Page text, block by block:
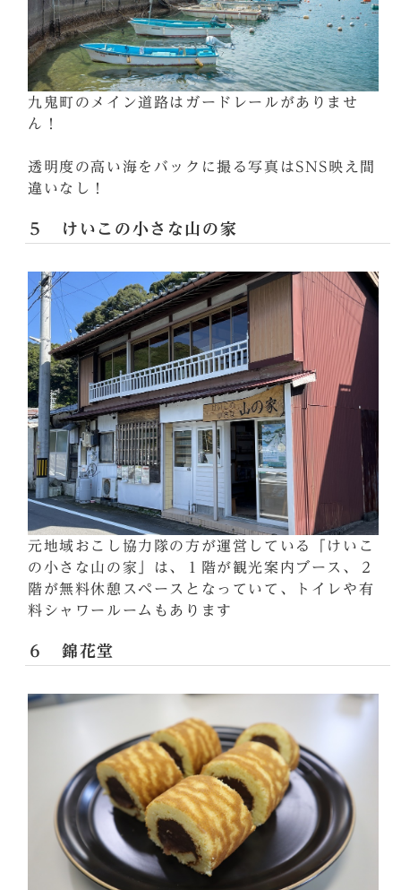
九鬼町のメイン道路はガードレールがありませ
ん！
透明度の高い海をバックに撮る写真はSNS映え間
違いなし！
５ けいこの小さな山の家
元地域おこし協力隊の方が運営している「けいこ
の小さな山の家」は、１階が観光案内ブース、２
階が無料休憩スペースとなっていて、トイレや有
料シャワールームもあります
６ 錦花堂